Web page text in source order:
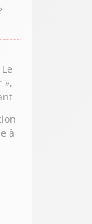
»,
à